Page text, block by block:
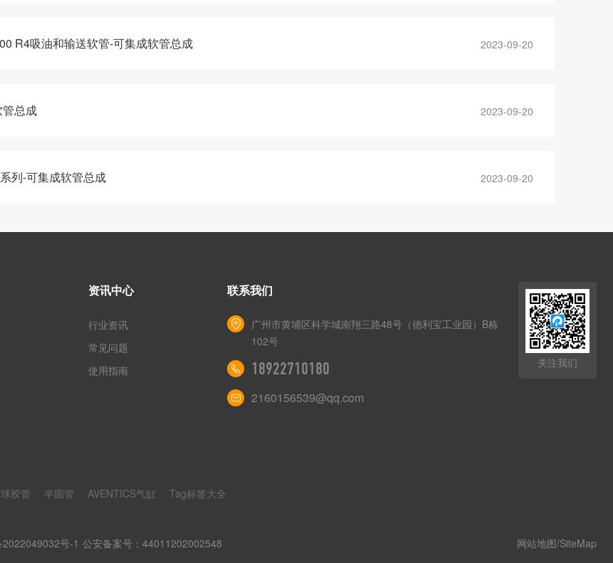
R4吸油和输送软管-可集成软管总成 2023-09-20
总成 2023-09-20
列-可集成软管总成 2023-09-20
资讯中心
行业资讯
常见问题
使用指南
联系我们
广州市黄埔区科学城南翔三路48号（德利宝工业园）B栋
102号
18922710180
2160156539@qq.com
关注我们
胶管 半圆管 AVENTICS气缸 Tag标签大全
2022049032号-1 公安备案号：44011202002548 网站地图/SiteMap